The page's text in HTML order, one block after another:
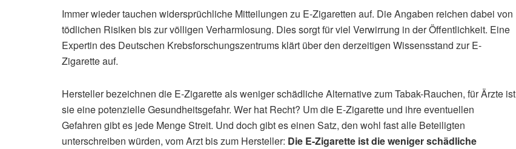
Immer wieder tauchen widersprüchliche Mitteilungen zu E-Zigaretten auf. Die Angaben reichen dabei von
tödlichen Risiken bis zur völligen Verharmlosung. Dies sorgt für viel Verwirrung in der Öffentlichkeit. Eine
Expertin des Deutschen Krebsforschungszentrums klärt über den derzeitigen Wissensstand zur E-
Zigarette auf.
Hersteller bezeichnen die E-Zigarette als weniger schädliche Alternative zum Tabak-Rauchen, für Ärzte ist
sie eine potenzielle Gesundheitsgefahr. Wer hat Recht? Um die E-Zigarette und ihre eventuellen
Gefahren gibt es jede Menge Streit. Und doch gibt es einen Satz, den wohl fast alle Beteiligten
unterschreiben würden, vom Arzt bis zum Hersteller: Die E-Zigarette ist die weniger schädliche